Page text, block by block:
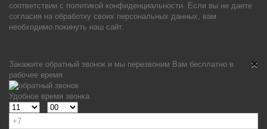
соответствии с политикой конфиденциальности. Если вы не даете
согласия на обработку своих персональных данных, вам
необходимо покинуть наш сайт.
×
Закажите обратный звонок и мы перезвоним Вам бесплатно в
рабочее время
Удобное время звонка
: